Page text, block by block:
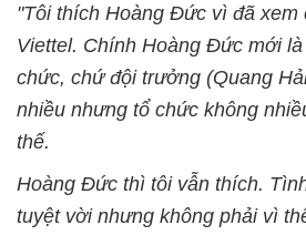
"Tôi thích Hoàng Đức vì đã xem
Viettel. Chính Hoàng Đức mới
chức, chứ đội trưởng (Quang
nhiều nhưng tổ chức không
thế.
Hoàng Đức thì tôi vẫn thích.
tuyệt vời nhưng không phải vì